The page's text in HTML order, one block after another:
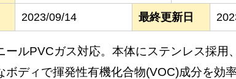
2023/09/14 最終更新日
ールPVCガス対応。本体にステンレス採用
ボディで揮発性有機化合物(VOC)成分を効